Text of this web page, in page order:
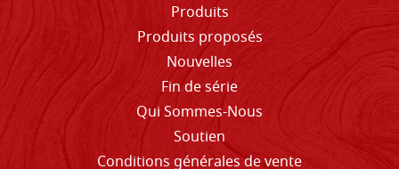
Produits
Produits proposés
Nouvelles
Fin de série
Qui Sommes-Nous
Soutien
Conditions générales de vente